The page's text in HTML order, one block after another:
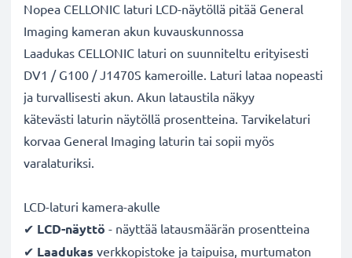
Nopea CELLONIC laturi LCD-näytöllä pitää General
Imaging kameran akun kuvauskunnossa
Laadukas CELLONIC laturi on suunniteltu erityisesti
DV1 / G100 / J1470S kameroille. Laturi lataa nopeasti
ja turvallisesti akun. Akun lataustila näkyy
kätevästi laturin näytöllä prosentteina. Tarvikelaturi
korvaa General Imaging laturin tai sopii myös
varalaturiksi.
LCD-laturi kamera-akulle
✔ LCD-näyttö - näyttää latausmäärän prosentteina
✔ Laadukas verkkopistoke ja taipuisa, murtumaton